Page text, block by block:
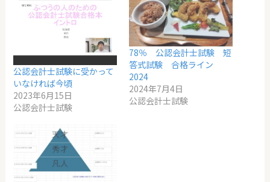
公認会計士試験に受かって
いなければ今頃
2023年6月15日
公認会計士試験
78％ 公認会計士試験 短
答式試験 合格ライン
2024
2024年7月4日
公認会計士試験